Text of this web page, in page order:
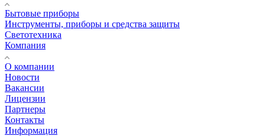
Бытовые приборы
Инструменты, приборы и средства защиты
Светотехника
Компания
О компании
Новости
Вакансии
Лицензии
Партнеры
Контакты
Информация